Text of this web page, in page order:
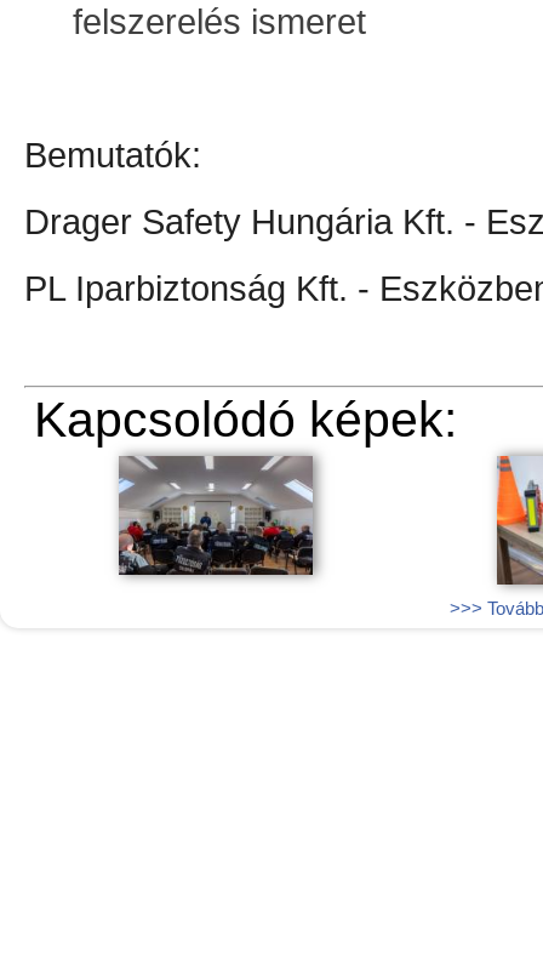
felszerelés ismeret
Bemutatók:
Drager Safety Hungária Kft. -
PL Iparbiztonság Kft. -
Kapcsolódó képek:
>>>